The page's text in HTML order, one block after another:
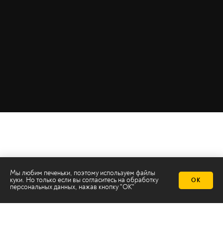
Мы любим печеньки, поэтому используем файлы
куки. Но только если вы согласитесь на обработку
персональных данных, нажав кнопку "ОК"
ОК